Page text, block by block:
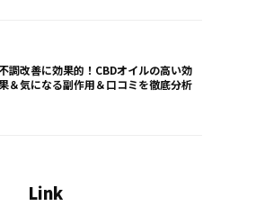
調改善に効果的！CBDオイルの高い効
＆気になる副作用＆口コミを徹底分析
Link